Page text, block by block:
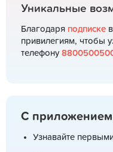
Уникальные
Благодаря подписке
привилегиям, чтобы
телефону
С приложением
Узнавайте